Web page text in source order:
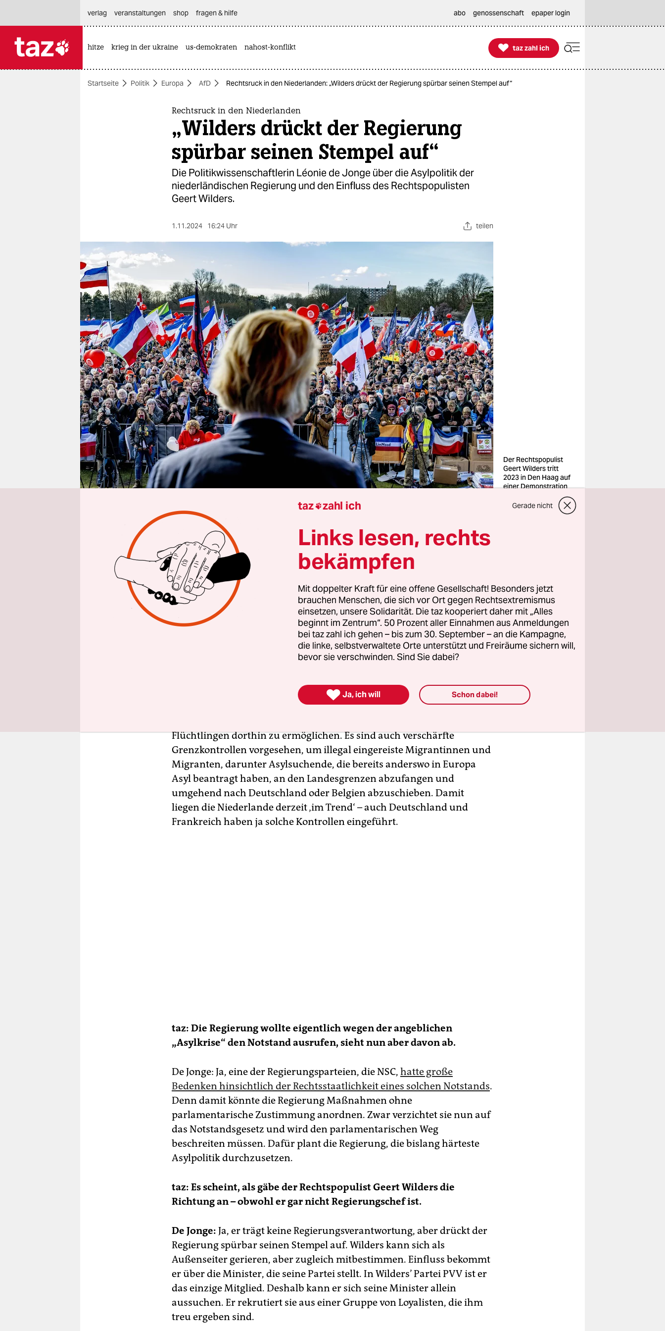
themen
nord
wahrheit
verlag
verlag
veranstaltungen
shop
fragen & hilfe
unterstützen
abo
genossenschaft
epaper login
verlag
veranstaltungen shop fragen & hilfe abo genossenschaft epaper login
hitze krieg in der ukraine us-demokraten nahost-konflikt 
taz zahl ich
taz zahl ich
Startseite Politik Europa AfD Rechtsruck in den Niederlanden: „Wilders drückt der Regierung spürbar seinen Stempel auf“
Rechtsruck in den Niederlanden
„Wilders drückt der Regierung
spürbar seinen Stempel auf“
Die Politikwissenschaftlerin Léonie de Jonge über die Asylpolitik der
niederländischen Regierung und den Einfluss des Rechtspopulisten
Geert Wilders.
1.11.2024 16:24 Uhr teilen
Der Rechtspopulist
Geert Wilders tritt
2023 in Den Haag auf
einer Demonstration
Foto: Robin
Utrecht/anp/imago
Interview von Nico Preikschat
taz: Die neue radikal rechte Regierung der Niederlande hat
angekündigt, das „strengste Asylregime aller Zeiten“ einzuführen.
Was meint sie damit?
Geplant ist unter anderem, die Gültigkeit einer
Asylerlaubnis von fünf auf drei Jahre zu verkürzen und die
abzuschaffen. Auch die Möglichkeit zur Familienzusammenführung
Zudem plant die Regierung, Teile Syriens zu
Flüchtlingen dorthin zu ermöglichen. Es sind auch verschärfte
Grenzkontrollen vorgesehen, um illegal eingereiste Migrantinnen und
Migranten, darunter Asylsuchende, die bereits anderswo in Europa
Asyl beantragt haben, an den Landesgrenzen abzufangen und
umgehend nach Deutschland oder Belgien abzuschieben. Damit
liegen die Niederlande derzeit ‚im Trend‘ – auch Deutschland und
Frankreich haben ja solche Kontrollen eingeführt.
taz: Die Regierung wollte eigentlich wegen der angeblichen
„Asylkrise“ den Notstand ausrufen, sieht nun aber davon ab.
De Jonge: Ja, eine der Regierungsparteien, die NSC, hatte große
Bedenken hinsichtlich der Rechtsstaatlichkeit eines solchen Notstands.
Denn damit könnte die Regierung Maßnahmen ohne
parlamentarische Zustimmung anordnen. Zwar verzichtet sie nun auf
das Notstandsgesetz und wird den parlamentarischen Weg
beschreiten müssen. Dafür plant die Regierung, die bislang härteste
Asylpolitik durchzusetzen.
taz: Es scheint, als gäbe der Rechtspopulist Geert Wilders die
Richtung an – obwohl er gar nicht Regierungschef ist.
De Jonge: Ja, er trägt keine Regierungsverantwortung, aber drückt der
Regierung spürbar seinen Stempel auf. Wilders kann sich als
Außenseiter gerieren, aber zugleich mitbestimmen. Einfluss bekommt
er über die Minister, die seine Partei stellt. In Wilders’ Partei PVV ist er
das einzige Mitglied. Deshalb kann er sich seine Minister allein
aussuchen. Er rekrutiert sie aus einer Gruppe von Loyalisten, die ihm
treu ergeben sind.
taz zahl ich Gerade nicht
Links lesen, rechts
bekämpfen
Mit doppelter Kraft für eine offene Gesellschaft! Besonders jetzt
brauchen Menschen, die sich vor Ort gegen Rechtsextremismus
einsetzen, unsere Solidarität. Die taz kooperiert daher mit „Alles
beginnt im Zentrum“. 50 Prozent aller Einnahmen aus Anmeldungen
bei taz zahl ich gehen – bis zum 30. September – an die Kampagne,
die linke, selbstverwaltete Orte unterstützt und Freiräume sichern will,
bevor sie verschwinden. Sind Sie dabei?
 Ja, ich will Schon dabei!